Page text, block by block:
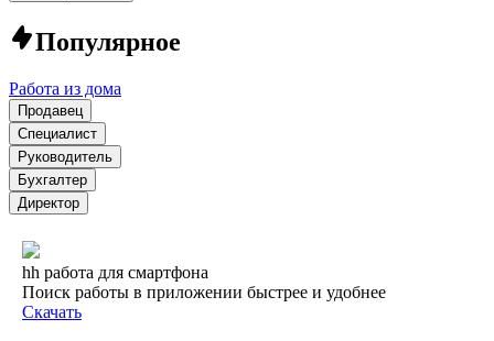
Популярное
Работа из дома
Продавец
Специалист
Руководитель
Бухгалтер
Директор
hh работа для смартфона
Поиск работы в приложении быстрее и удобнее
Скачать